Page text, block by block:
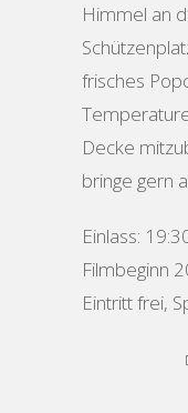
Himmel an
frisches
Decke
bringe gern
Einlass:
Filmbeginn
Eintritt frei,